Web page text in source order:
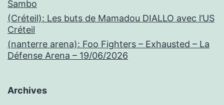
Sambo
(Créteil): Les buts de Mamadou DIALLO avec l’US
Créteil
(nanterre arena): Foo Fighters – Exhausted – La
Défense Arena – 19/06/2026
Archives